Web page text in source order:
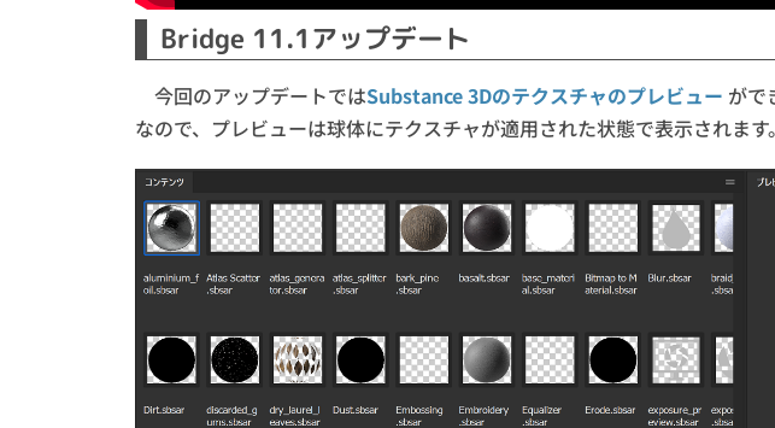
Bridge 11.1アップデート
今回のアップデートではSubstance 3Dのテクスチャのプレビュー がで
なので、プレビューは球体にテクスチャが適用された状態で表示されます。